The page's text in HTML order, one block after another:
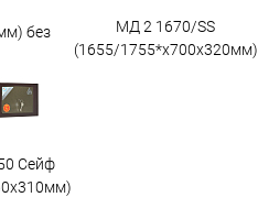
без
МД 2 1670/SS
(1655/1755*x700x320мм)
Сейф